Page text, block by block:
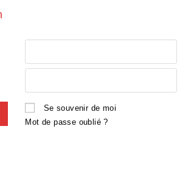
Se souvenir de moi
Mot de passe oublié ?